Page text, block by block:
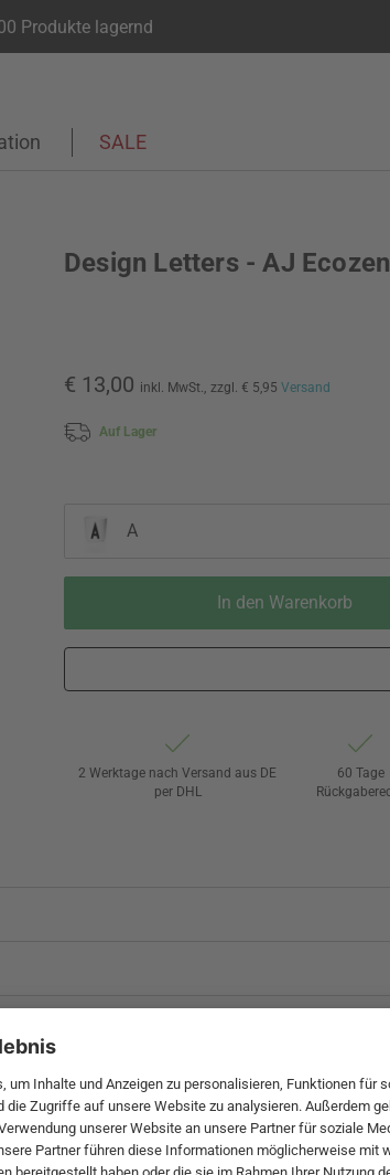
Produkte lagernd
SALE
Design Letters - AJ
€ 13,00 inkl. MwSt., zzgl. € 5,95 Versand
Auf Lager
A
In den Warenkorb
2 Werktage nach Versand aus DE
per DHL
60 Tage